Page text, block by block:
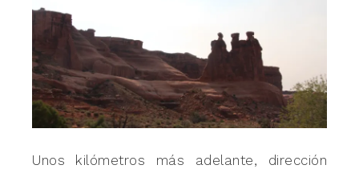
Unos kilómetros más adelante, dirección